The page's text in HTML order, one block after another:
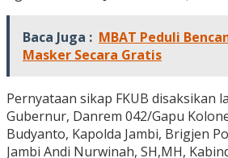
Baca Juga : MBAT Peduli
Masker Secara Gratis
Pernyataan sikap FKUB disaksikan
Gubernur, Danrem 042/Gapu
Budyanto, Kapolda Jambi, Brigjen
Jambi Andi Nurwinah, SH,MH,